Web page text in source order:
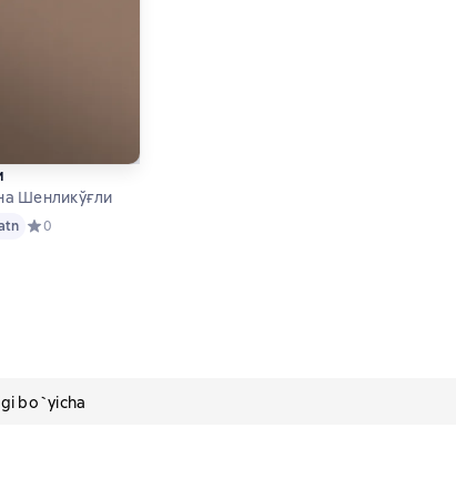
0 оценок
Шенликўғли
Средний рейтинг 0 на основе 0 оценок
0
bo`yicha